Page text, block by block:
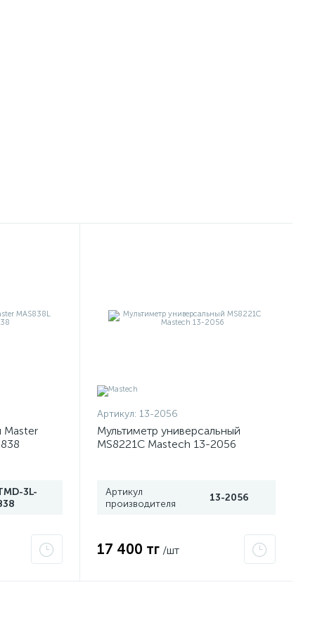
Master
3L-
Артикул: 13-2056
Мультиметр универсальный
MS8221C Mastech 13-2056
Артикул
производителя
13-2056
17 400 тг /шт